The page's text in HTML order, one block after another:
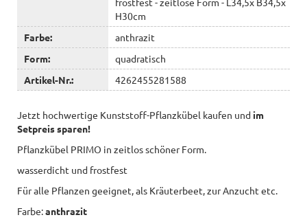
H30cm
Farbe:
anthrazit
Form:
quadratisch
Artikel-Nr.:
4262455281588
Jetzt hochwertige Kunststoff-Pflanzkübel kaufen und im
Setpreis sparen!
Pflanzkübel PRIMO in zeitlos schöner Form.
wasserdicht und frostfest
Für alle Pflanzen geeignet, als Kräuterbeet, zur Anzucht etc.
Farbe:anthrazit